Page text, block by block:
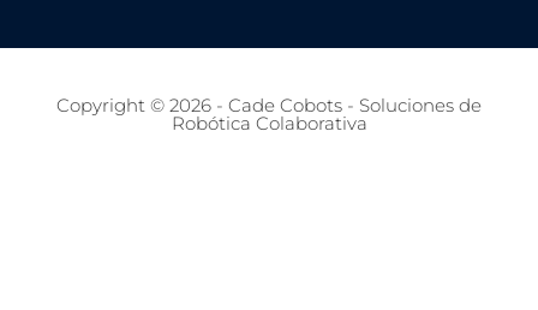
Copyright © 2026 - Cade Cobots - Soluciones de
Robótica Colaborativa